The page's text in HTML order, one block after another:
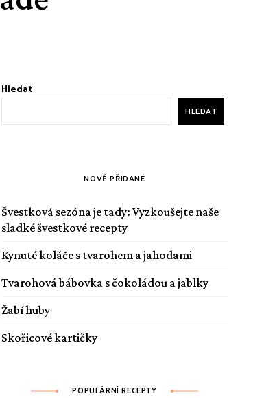
Hledat
HLEDAT
NOVĚ PŘIDANÉ
Švestková sezóna je tady: Vyzkoušejte naše
sladké švestkové recepty
Kynuté koláče s tvarohem a jahodami
Tvarohová bábovka s čokoládou a jablky
Žabí huby
Skořicové kartičky
POPULÁRNÍ RECEPTY